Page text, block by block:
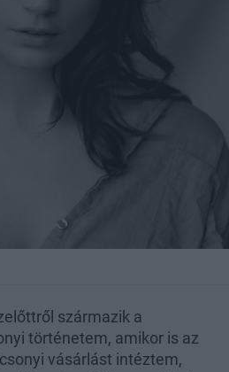
származik a
történetem, amikor is az
vásárlást intéztem,